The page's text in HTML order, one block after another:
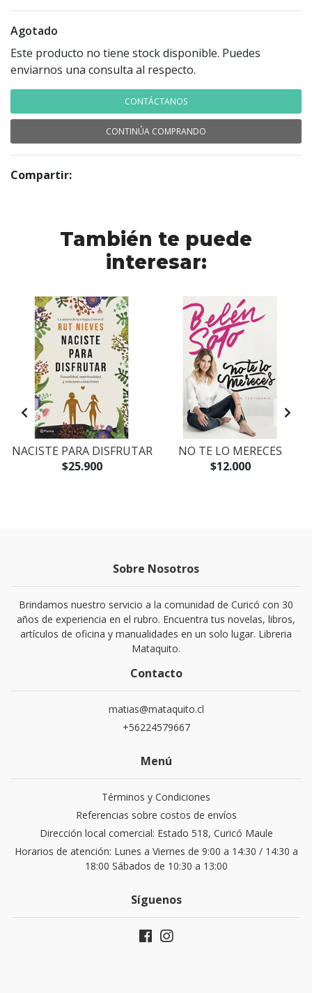
Agotado
Este producto no tiene stock disponible. Puedes
enviarnos una consulta al respecto.
CONTÁCTANOS
CONTINÚA COMPRANDO
Compartir:
También te puede
interesar:
NACISTE PARA DISFRUTAR
$25.900
NO TE LO MERECES
$12.000
Sobre Nosotros
Brindamos nuestro servicio a la comunidad de Curicó con 30
años de experiencia en el rubro. Encuentra tus novelas, libros,
artículos de oficina y manualidades en un solo lugar. Libreria
Mataquito.
Contacto
matias@mataquito.cl
+56224579667
Menú
Términos y Condiciones
Referencias sobre costos de envíos
Dirección local comercial: Estado 518, Curicó Maule
Horarios de atención: Lunes a Viernes de 9:00 a 14:30 / 14:30 a
18:00 Sábados de 10:30 a 13:00
Síguenos